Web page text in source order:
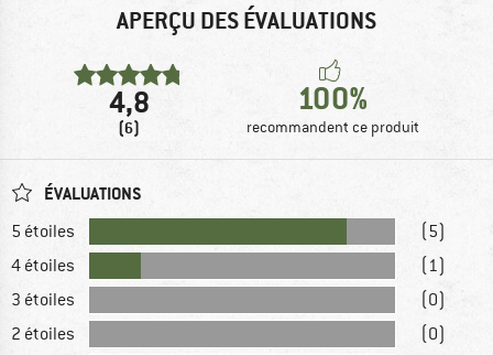
APERÇU DES ÉVALUATIONS
4,8
(6)
100%
recommandent ce produit
ÉVALUATIONS
5 étoiles
(5)
4 étoiles
(1)
3 étoiles
(0)
2 étoiles
(0)